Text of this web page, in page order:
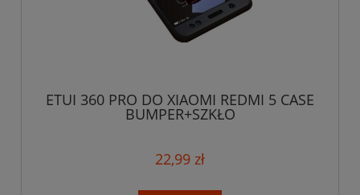
ETUI 360 PRO DO XIAOMI REDMI 5 CASE
BUMPER+SZKŁO
22,99 zł